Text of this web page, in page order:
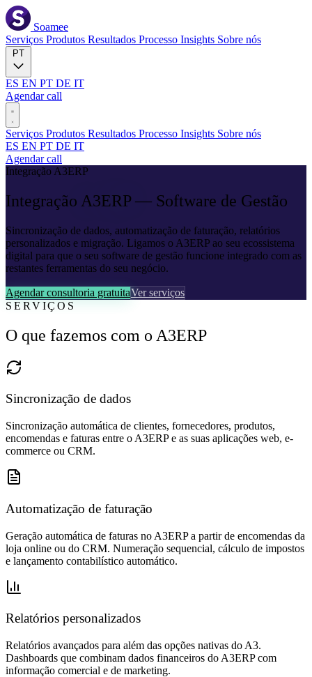
Soamee
Serviços Produtos Resultados Processo Insights Sobre nós
ES EN PT DE IT
Agendar call
Serviços Produtos Resultados Processo Insights Sobre nós
ES EN PT DE IT
Agendar call
Integração A3ERP
Integração A3ERP— Software de Gestão
Sincronização de dados, automatização de faturação, relatórios
personalizados e migração. Ligamos o A3ERP ao seu ecossistema
digital para que o seu software de gestão funcione integrado com as
restantes ferramentas do seu negócio.
Agendar consultoria gratuitaVer serviços
SERVIÇOS
O que fazemos com o A3ERP
Sincronização de dados
Sincronização automática de clientes, fornecedores, produtos,
encomendas e faturas entre o A3ERP e as suas aplicações web, e-
commerce ou CRM.
Automatização de faturação
Geração automática de faturas no A3ERP a partir de encomendas da
loja online ou do CRM. Numeração sequencial, cálculo de impostos
e lançamento contabilístico automático.
Relatórios personalizados
Relatórios avançados para além das opções nativas do A3.
Dashboards que combinam dados financeiros do A3ERP com
informação comercial e de marketing.